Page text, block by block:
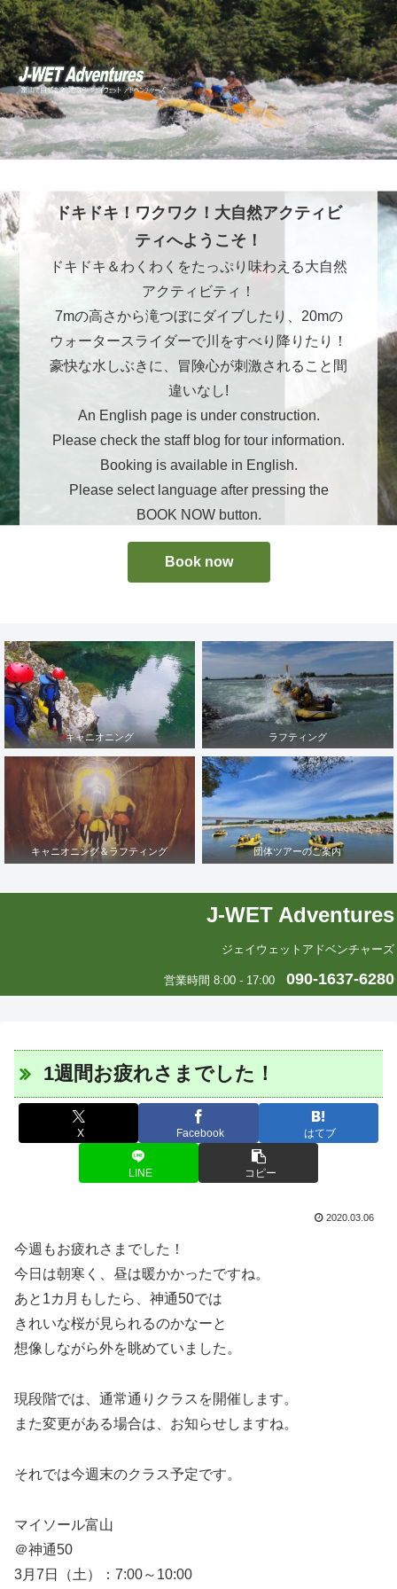
ドキドキ！ワクワク！大自然アクティビ
ティへようこそ！
ドキドキ＆わくわくをたっぷり味わえる大自然
アクティビティ！
7mの高さから滝つぼにダイブしたり、20mの
ウォータースライダーで川をすべり降りたり！
豪快な水しぶきに、冒険心が刺激されること間
違いなし!
An English page is under construction.
Please check the staff blog for tour information.
Booking is available in English.
Please select language after pressing the
BOOK NOW button.
Book now
キャニオニング ラフティング
キャニオニング＆ラフティング 団体ツアーのご案内
J-WET Adventures
ジェイウェットアドベンチャーズ
営業時間 8:00 - 17:00 090-1637-6280
1週間お疲れさまでした！
X Facebook はてブ
LINE コピー
2020.03.06
今週もお疲れさまでした！
今日は朝寒く、昼は暖かかったですね。
あと1カ月もしたら、神通50では
きれいな桜が見られるのかなーと
想像しながら外を眺めていました。
現段階では、通常通りクラスを開催します。
また変更がある場合は、お知らせしますね。
それでは今週末のクラス予定です。
マイソール富山
＠神通50
3月7日（土）：7:00～10:00